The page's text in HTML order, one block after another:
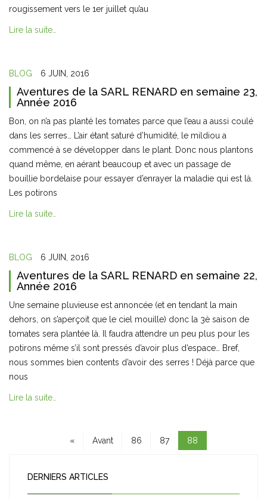
rougissement vers le 1er juillet qu’au
Lire la suite…
BLOG 6 JUIN, 2016
Aventures de la SARL RENARD en semaine 23,
Année 2016
Bon, on n’a pas planté les tomates parce que l’eau a aussi coulé
dans les serres… L’air étant saturé d’humidité, le mildiou a
commencé à se développer dans le plant. Donc nous plantons
quand même, en aérant beaucoup et avec un passage de
bouillie bordelaise pour essayer d’enrayer la maladie qui est là.
Les potirons
Lire la suite…
BLOG 6 JUIN, 2016
Aventures de la SARL RENARD en semaine 22,
Année 2016
Une semaine pluvieuse est annoncée (et en tendant la main
dehors, on s’aperçoit que le ciel mouille) donc la 3è saison de
tomates sera plantée là. Il faudra attendre un peu plus pour les
potirons même s’il sont pressés d’avoir plus d’espace… Bref,
nous sommes bien contents d’avoir des serres ! Déjà parce que
nous
Lire la suite…
« Avant 86 87 88
DERNIERS ARTICLES